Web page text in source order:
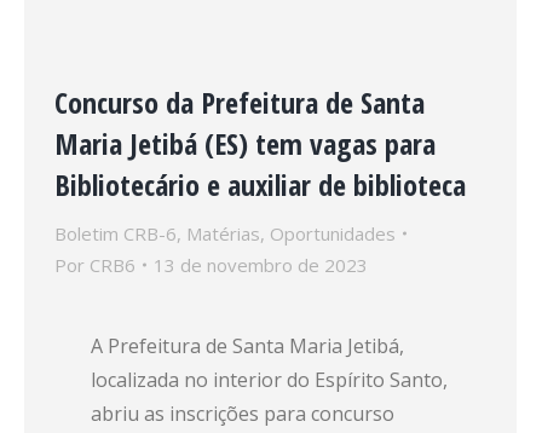
Concurso da Prefeitura de Santa
Maria Jetibá (ES) tem vagas para
Bibliotecário e auxiliar de biblioteca
Boletim CRB-6, Matérias, Oportunidades
Por CRB6 13 de novembro de 2023
A Prefeitura de Santa Maria Jetibá,
localizada no interior do Espírito Santo,
abriu as inscrições para concurso